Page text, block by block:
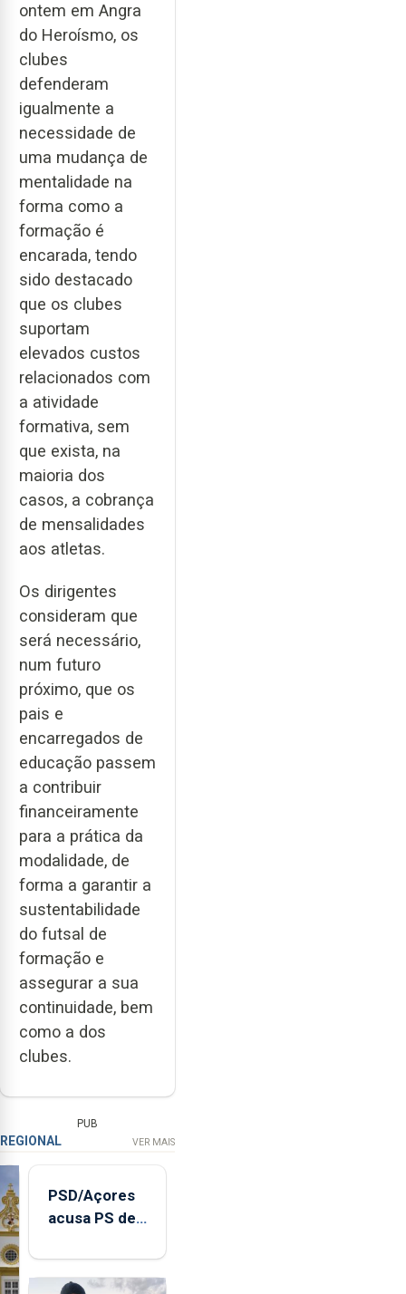
ontem em Angra
do Heroísmo, os
clubes
defenderam
igualmente a
necessidade de
uma mudança de
mentalidade na
forma como a
formação é
encarada, tendo
sido destacado
que os clubes
suportam
elevados custos
relacionados com
a atividade
formativa, sem
que exista, na
maioria dos
casos, a cobrança
de mensalidades
aos atletas.
Os dirigentes
consideram que
será necessário,
num futuro
próximo, que os
pais e
encarregados de
educação passem
a contribuir
financeiramente
para a prática da
modalidade, de
forma a garantir a
sustentabilidade
do futsal de
formação e
assegurar a sua
continuidade, bem
como a dos
clubes.
PUB
REGIONAL VER MAIS
PSD/Açores
acusa PS de
contraditória"
sobre